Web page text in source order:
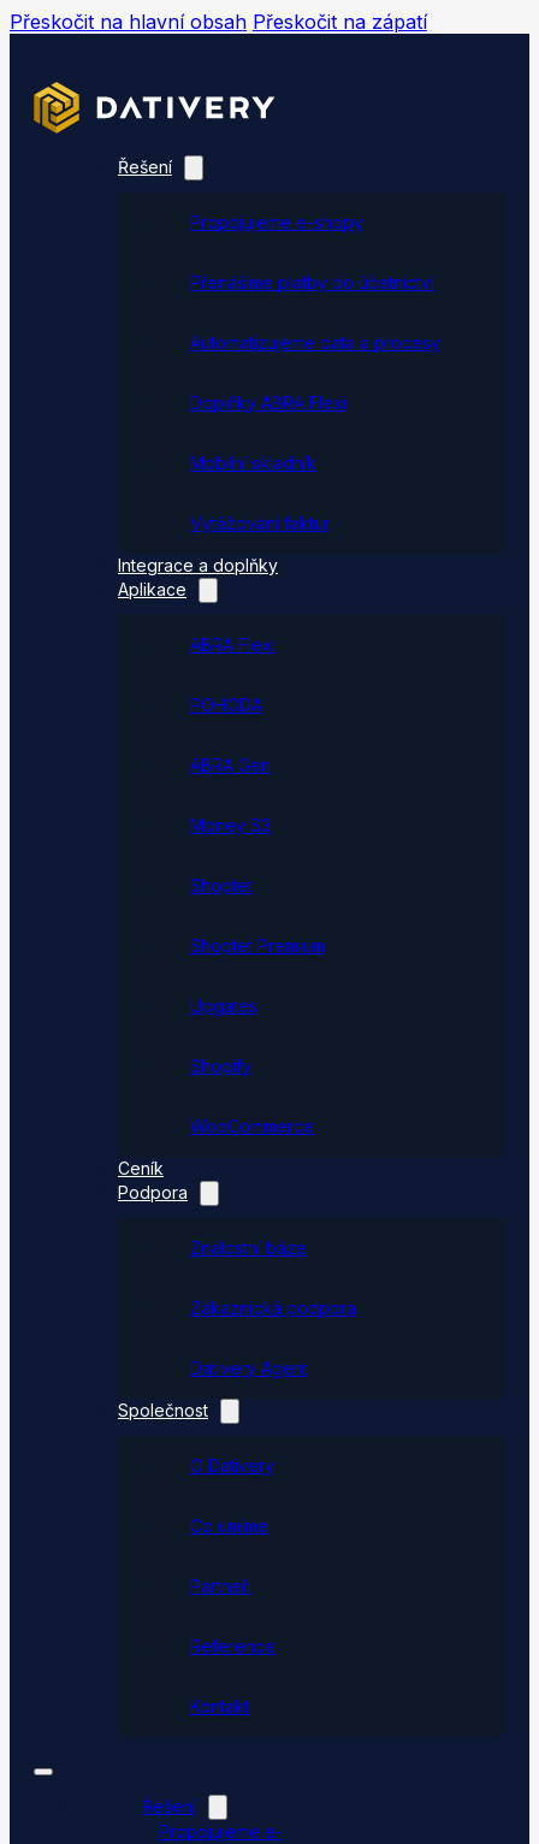
Přeskočit na hlavní obsah Přeskočit na zápatí
Řešení
Propojujeme e-shopy
Přenášíme platby do účetnictví
Automatizujeme data a procesy
Doplňky ABRA Flexi
Mobilní skladník
Vytěžování faktur
Integrace a doplňky
Aplikace
ABRA Flexi
POHODA
ABRA Gen
Money S3
Shoptet
Shoptet Premium
Upgates
Shopify
WooCommerce
Ceník
Podpora
Znalostní báze
Zákaznická podpora
Dativery Agent
Společnost
O Dativery
Co umíme
Partneři
Reference
Kontakt
Řešení
Propojujeme e-